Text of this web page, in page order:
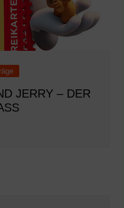
JERRY – DER